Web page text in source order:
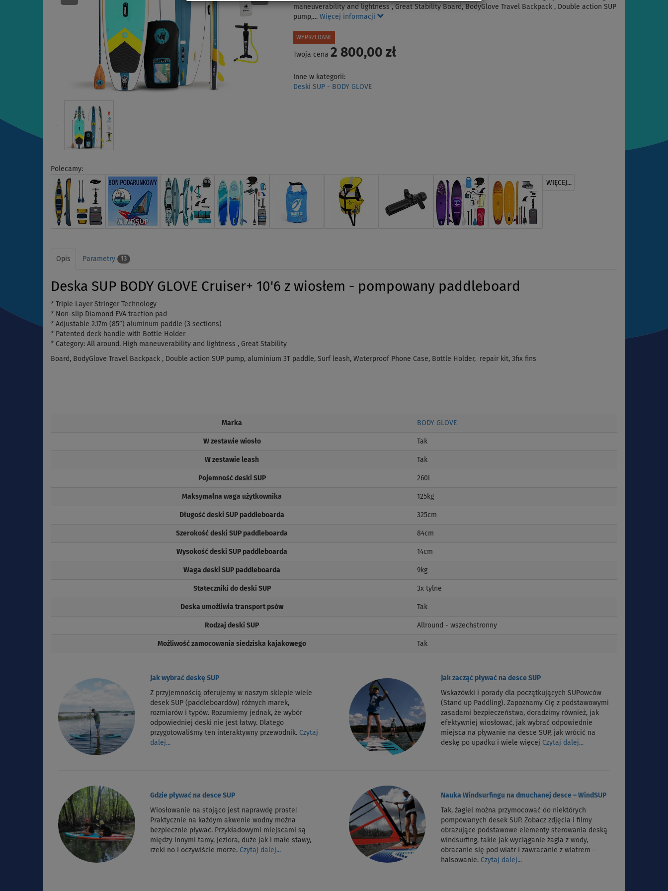
maneuverability and lightness , Great Stability Board, BodyGlove Travel Backpack , Double action SUP
pump,… Więcej informacji
WYPRZEDANE
Twoja cena 2 800,00 zł
Inne w kategorii:
Deski SUP - BODY GLOVE
Polecamy:
WIĘCEJ...
Opis Parametry 13
Deska SUP BODY GLOVE Cruiser+ 10'6 z wiosłem - pompowany paddleboard
* Triple Layer Stringer Technology
* Non-slip Diamond EVA traction pad
* Adjustable 2.17m (85”) aluminum paddle (3 sections)
* Patented deck handle with Bottle Holder
* Category: All around. High maneuverability and lightness , Great Stability
Board, BodyGlove Travel Backpack , Double action SUP pump, aluminium 3T paddle, Surf leash, Waterproof Phone Case, Bottle Holder, repair kit, 3fix fins
Marka BODY GLOVE
W zestawie wiosło Tak
W zestawie leash Tak
Pojemność deski SUP 260l
Maksymalna waga użytkownika 125kg
Długość deski SUP paddleboarda 325cm
Szerokość deski SUP paddleboarda 84cm
Wysokość deski SUP paddleboarda 14cm
Waga deski SUP paddleboarda 9kg
Stateczniki do deski SUP 3x tylne
Deska umożliwia transport psów Tak
Rodzaj deski SUP Allround - wszechstronny
Możliwość zamocowania siedziska kajakowego Tak
Jak wybrać deskę SUP
Z przyjemnością oferujemy w naszym sklepie wiele
desek SUP (paddleboardów) różnych marek,
rozmiarów i typów. Rozumiemy jednak, że wybór
odpowiedniej deski nie jest łatwy. Dlatego
przygotowaliśmy ten interaktywny przewodnik. Czytaj
dalej...
Jak zacząć pływać na desce SUP
Wskazówki i porady dla początkujących SUPowców
(Stand up Paddling). Zapoznamy Cię z podstawowymi
zasadami bezpieczeństwa, doradzimy również, jak
efektywniej wiosłować, jak wybrać odpowiednie
miejsca na pływanie na desce SUP, jak wrócić na
deskę po upadku i wiele więcej Czytaj dalej...
Gdzie pływać na desce SUP
Wiosłowanie na stojąco jest naprawdę proste!
Praktycznie na każdym akwenie wodny można
bezpiecznie pływać. Przykładowymi miejscami są
między innymi tamy, jeziora, duże jak i małe stawy,
rzeki no i oczywiście morze. Czytaj dalej...
Nauka Windsurfingu na dmuchanej desce – WindSUP
Tak, żagiel można przymocować do niektórych
pompowanych desek SUP. Zobacz zdjęcia i filmy
obrazujące podstawowe elementy sterowania deską
windsurfing, takie jak wyciąganie żagla z wody,
obracanie się pod wiatr i zawracanie z wiatrem -
halsowanie. Czytaj dalej...